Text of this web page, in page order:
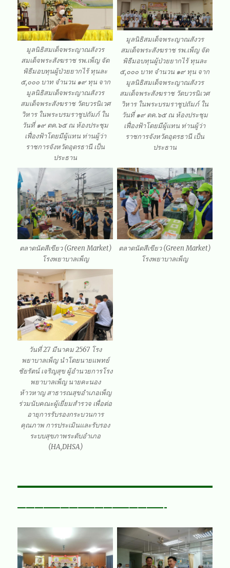
มูลนิธิสมเด็จพระญาณสังวร
สมเด็จพระสังฆราช รพ.เพ็ญ จัด
พิธีมอบทุนผู้ป่วยยากไร้ ทุนละ
๕,๐๐๐ บาท จำนวน ๑๙ ทุน จาก
มูลนิธิสมเด็จพระญาณสังวร
สมเด็จพระสังฆราช วัดบวรนิเวศ
วิหาร ในพระบรมราชูปถัมภ์ ใน
วันที่ ๑๙ ตค.๖๕ ณ ห้องประชุม
เฟื่องฟ้าโดยมีผู้แทน ท่านผู้ว่า
ราชการจังหวัดอุดรธานี เป็น
ประธาน
มูลนิธิสมเด็จพระญาณสังวร
สมเด็จพระสังฆราช รพ.เพ็ญ จัด
พิธีมอบทุนผู้ป่วยยากไร้ ทุนละ
๕,๐๐๐ บาท จำนวน ๑๙ ทุน จาก
มูลนิธิสมเด็จพระญาณสังวร
สมเด็จพระสังฆราช วัดบวรนิเวศ
วิหาร ในพระบรมราชูปถัมภ์ ใน
วันที่ ๑๙ ตค.๖๕ ณ ห้องประชุม
เฟื่องฟ้าโดยมีผู้แทน ท่านผู้ว่า
ราชการจังหวัดอุดรธานี เป็น
ประธาน
ตลาดนัดสีเขียว (Green Market)
โรงพยาบาลเพ็ญ
ตลาดนัดสีเขียว (Green Market)
โรงพยาบาลเพ็ญ
วันที่ 27 มีนาคม 2567 โรง
พยาบาลเพ็ญ นำโดยนายแพทย์
ชัยรัตน์ เจริญสุข ผู้อำนวยการโรง
พยาบาลเพ็ญ นายคะนอง
ห้าวหาญ สาธารณสุขอำเภอเพ็ญ
ร่วมนับคณะผู้เยี่ยมสำรวจ เพื่อต่อ
อายุการรับรองกระบวนการ
คุณภาพ การประเมินและรับรอง
ระบบสุขภาพระดับอำเภอ
(HA,DHSA)
—————————————————-